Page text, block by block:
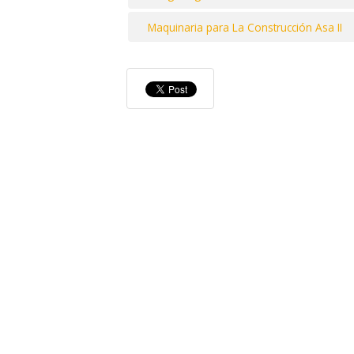
Maquinaria para La Construcción Asa II